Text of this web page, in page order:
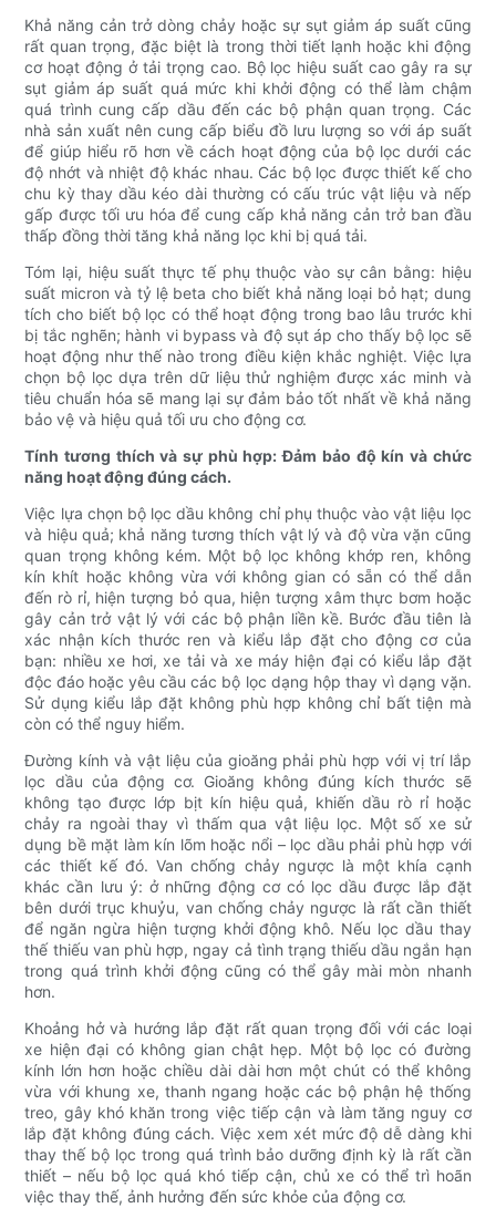
Khả năng cản trở dòng chảy hoặc sự sụt giảm áp suất cũng
rất quan trọng, đặc biệt là trong thời tiết lạnh hoặc khi động
cơ hoạt động ở tải trọng cao. Bộ lọc hiệu suất cao gây ra sự
sụt giảm áp suất quá mức khi khởi động có thể làm chậm
quá trình cung cấp dầu đến các bộ phận quan trọng. Các
nhà sản xuất nên cung cấp biểu đồ lưu lượng so với áp suất
để giúp hiểu rõ hơn về cách hoạt động của bộ lọc dưới các
độ nhớt và nhiệt độ khác nhau. Các bộ lọc được thiết kế cho
chu kỳ thay dầu kéo dài thường có cấu trúc vật liệu và nếp
gấp được tối ưu hóa để cung cấp khả năng cản trở ban đầu
thấp đồng thời tăng khả năng lọc khi bị quá tải.
Tóm lại, hiệu suất thực tế phụ thuộc vào sự cân bằng: hiệu
suất micron và tỷ lệ beta cho biết khả năng loại bỏ hạt; dung
tích cho biết bộ lọc có thể hoạt động trong bao lâu trước khi
bị tắc nghẽn; hành vi bypass và độ sụt áp cho thấy bộ lọc sẽ
hoạt động như thế nào trong điều kiện khắc nghiệt. Việc lựa
chọn bộ lọc dựa trên dữ liệu thử nghiệm được xác minh và
tiêu chuẩn hóa sẽ mang lại sự đảm bảo tốt nhất về khả năng
bảo vệ và hiệu quả tối ưu cho động cơ.
Tính tương thích và sự phù hợp: Đảm bảo độ kín và chức
năng hoạt động đúng cách.
Việc lựa chọn bộ lọc dầu không chỉ phụ thuộc vào vật liệu lọc
và hiệu quả; khả năng tương thích vật lý và độ vừa vặn cũng
quan trọng không kém. Một bộ lọc không khớp ren, không
kín khít hoặc không vừa với không gian có sẵn có thể dẫn
đến rò rỉ, hiện tượng bỏ qua, hiện tượng xâm thực bơm hoặc
gây cản trở vật lý với các bộ phận liền kề. Bước đầu tiên là
xác nhận kích thước ren và kiểu lắp đặt cho động cơ của
bạn: nhiều xe hơi, xe tải và xe máy hiện đại có kiểu lắp đặt
độc đáo hoặc yêu cầu các bộ lọc dạng hộp thay vì dạng vặn.
Sử dụng kiểu lắp đặt không phù hợp không chỉ bất tiện mà
còn có thể nguy hiểm.
Đường kính và vật liệu của gioăng phải phù hợp với vị trí lắp
lọc dầu của động cơ. Gioăng không đúng kích thước sẽ
không tạo được lớp bịt kín hiệu quả, khiến dầu rò rỉ hoặc
chảy ra ngoài thay vì thấm qua vật liệu lọc. Một số xe sử
dụng bề mặt làm kín lõm hoặc nổi – lọc dầu phải phù hợp với
các thiết kế đó. Van chống chảy ngược là một khía cạnh
khác cần lưu ý: ở những động cơ có lọc dầu được lắp đặt
bên dưới trục khuỷu, van chống chảy ngược là rất cần thiết
để ngăn ngừa hiện tượng khởi động khô. Nếu lọc dầu thay
thế thiếu van phù hợp, ngay cả tình trạng thiếu dầu ngắn hạn
trong quá trình khởi động cũng có thể gây mài mòn nhanh
hơn.
Khoảng hở và hướng lắp đặt rất quan trọng đối với các loại
xe hiện đại có không gian chật hẹp. Một bộ lọc có đường
kính lớn hơn hoặc chiều dài dài hơn một chút có thể không
vừa với khung xe, thanh ngang hoặc các bộ phận hệ thống
treo, gây khó khăn trong việc tiếp cận và làm tăng nguy cơ
lắp đặt không đúng cách. Việc xem xét mức độ dễ dàng khi
thay thế bộ lọc trong quá trình bảo dưỡng định kỳ là rất cần
thiết – nếu bộ lọc quá khó tiếp cận, chủ xe có thể trì hoãn
việc thay thế, ảnh hưởng đến sức khỏe của động cơ.